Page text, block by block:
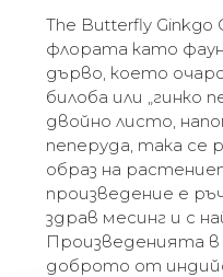
The Butterfly
флората като
дърво, което
билоба или „гинко
двойно листо,
пеперуда, така
образ на
произведение е
здрав месинг и с
Произведенията в
доброто от